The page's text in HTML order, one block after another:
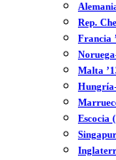
Rep.
Francia
Malta
Escocia